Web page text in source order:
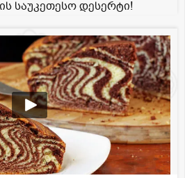
საუკეთესო დესერტი!